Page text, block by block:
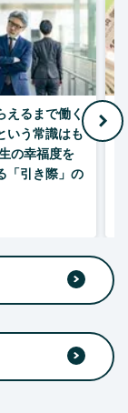
えるまで働く
いう常識はも
の幸福度を
「引き際」の